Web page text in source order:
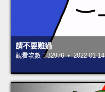
請不要難過
觀看次數：32976 • 2022-01-14